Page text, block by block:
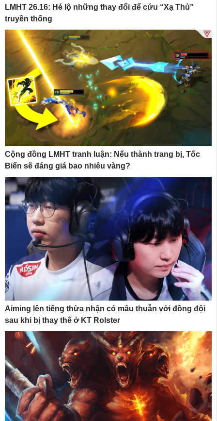
LMHT 26.16: Hé lộ những thay đổi để cứu “Xạ Thủ”
truyền thống
Cộng đồng LMHT tranh luận: Nếu thành trang bị, Tốc
Biến sẽ đáng giá bao nhiêu vàng?
Aiming lên tiếng thừa nhận có mâu thuẫn với đồng đội
sau khi bị thay thế ở KT Rolster